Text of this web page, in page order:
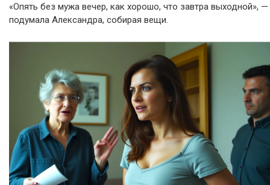
«Опять без мужа вечер, как хорошо, что завтра выходной», —
подумала Александра, собирая вещи.